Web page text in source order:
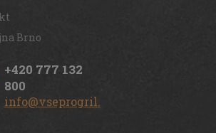
Brno
+420 777 132
800
info@vseprogril.cz